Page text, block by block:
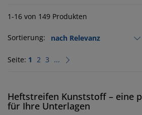
1-16 von 149 Produkten
Sortierung:
Seite: 1 2 3 ...
Heftstreifen Kunststoff – eine
für Ihre Unterlagen